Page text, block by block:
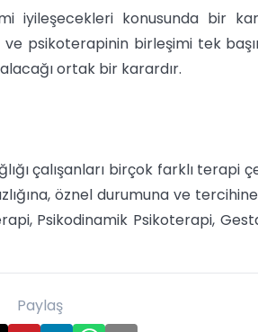
iyileşecekleri konusunda bir
psikoterapinin birleşimi tek
ortak bir karardır.
çalışanları birçok farklı terapi
öznel durumuna ve
Psikodinamik Psikoterapi,
Paylaş